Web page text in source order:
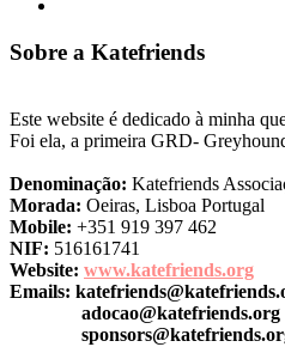
Sobre a Katefriends
Este website é dedicado à minha
Foi ela, a primeira GRD-
Denominação: Katefriends
Morada: Oeiras, Lisboa Portugal
Mobile: +351 919 397 462
NIF: 516161741
Website: www.katefriends.org
Emails:
adocao@katefriends.org